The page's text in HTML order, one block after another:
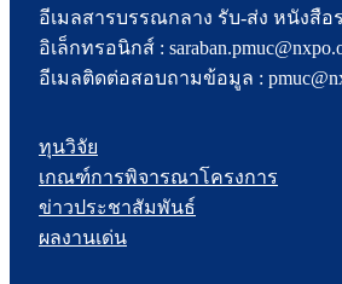
อีเมลสารบรรณกลาง รับ-ส่ง หนังสือ
อิเล็กทรอนิกส์ :
อีเมลติดต่อสอบถามข้อมูล :
ทุนวิจัย
เกณฑ์การพิจารณาโครงการ
ข่าวประชาสัมพันธ์
ผลงานเด่น